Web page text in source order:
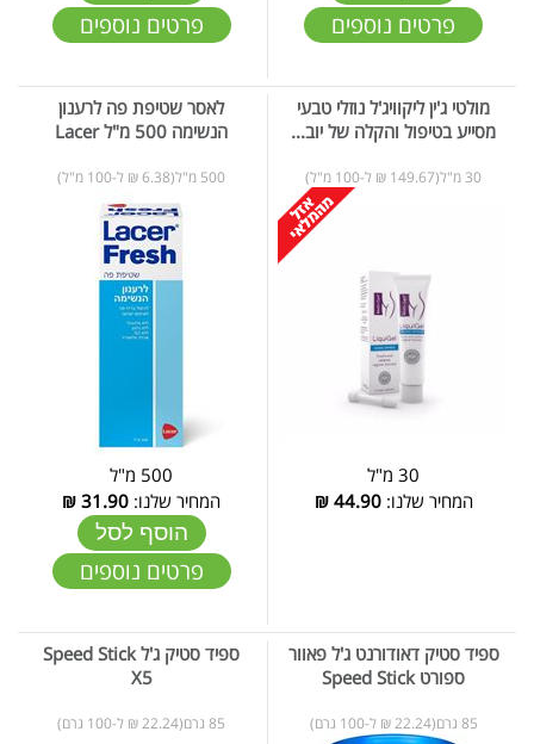
פרטים נוספים פרטים נוספים
מולטי ג'ין ליקוויג'ל נוזלי טבעי
מסייע בטיפול והקלה של יוב...
30 מ"ל(149.67 ₪ ל-100 מ"ל)
30 מ"ל
המחיר שלנו:44.90
₪
לאסר שטיפת פה לרענון
הנשימה 500 מ"ל Lacer
500 מ"ל(6.38 ₪ ל-100 מ"ל)
500 מ"ל
המחיר שלנו: 31.90
₪
הוסף לסל
פרטים נוספים
ספיד סטיק דאודורנט ג'ל פאוור
ספורט Speed Stick
85 גרם(22.24 ₪ ל-100 גרם)
ספיד סטיק ג'ל Speed Stick
X5
85 גרם(22.24 ₪ ל-100 גרם)